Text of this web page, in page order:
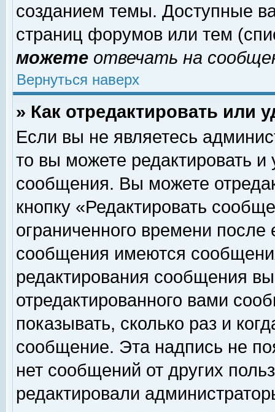
созданием темы. Доступные
страниц форумов или тем
можете отвечать на
Вернуться наверх
» Как отредактировать или
Если вы не являетесь
то вы можете редактировать и
сообщения. Вы можете
кнопку «Редактировать
ограниченного времени
сообщения имеются
редактирования сообщения
отредактированного вами
показывать, сколько раз и
сообщение. Эта надпись не
нет сообщений от других
редактировали